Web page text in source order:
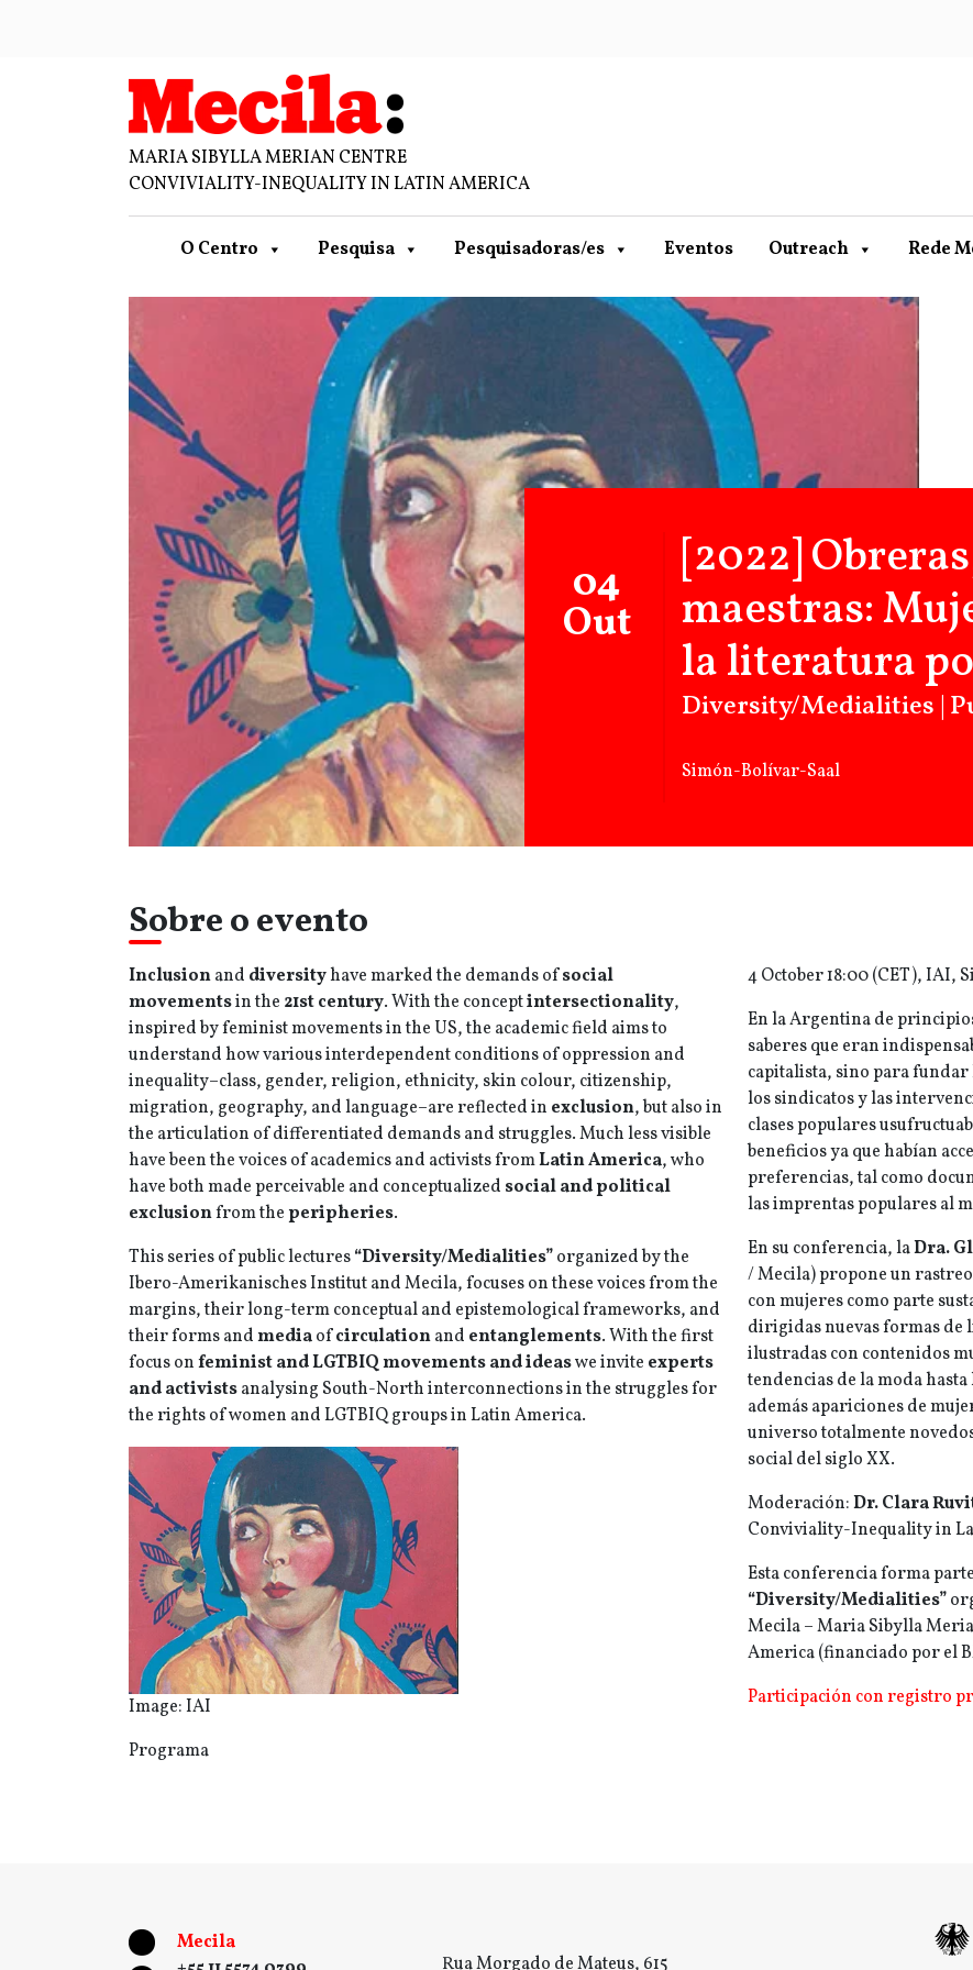
MARIA SIBYLLA MERIAN CENTRE
CONVIVIALITY-INEQUALITY IN LATIN AMERICA
O Centro Pesquisa Pesquisadoras/es Eventos Outreach Rede
04
Out
[2022]
maestras:
la literatura
Diversity/Medialities |
Simón-Bolívar-Saal
Sobre o evento
Inclusionand diversityhave marked the demands ofsocial
movementsin the 21st century. With the conceptintersectionality,
inspired by feminist movements in the US, the academic field aims to
understand how various interdependent conditions of oppression and
inequality–class, gender, religion, ethnicity, skin colour, citizenship,
migration, geography, and language–are reflected in exclusion, but also in
the articulation of differentiated demands and struggles. Much less visible
have been the voices of academics and activists fromLatin America, who
have both made perceivable and conceptualized social and political
exclusionfrom theperipheries.
This series of public lectures“Diversity/Medialities”organized by the
Ibero-Amerikanisches Institut and Mecila, focuses on these voices from the
margins, their long-term conceptual and epistemological frameworks, and
their forms andmediaofcirculationand entanglements. With the first
focus onfeminist and LGTBIQ movements and ideaswe invite experts
and activistsanalysing South-North interconnections in the struggles for
the rights of women and LGTBIQ groups in Latin America.
Image: IAI
Programa
4 October 18:00 (CET), IAI,
En la Argentina de
saberes que eran
capitalista, sino para
los sindicatos y las
clases populares
beneficios ya que habían
preferencias, tal como
las imprentas populares al
En su conferencia, laDra.
/ Mecila) propone un
con mujeres como parte
dirigidas nuevas formas de
ilustradas con contenidos
tendencias de la moda
además apariciones de
universo totalmente
social del siglo XX.
Moderación:Dr. Clara
Conviviality-­Inequality in
Esta conferencia forma
“Diversity/Medialities”
Mecila – Maria Sibylla
America (financiado por el
Participación con registro
Mecila
Rua Morgado de Mateus, 615